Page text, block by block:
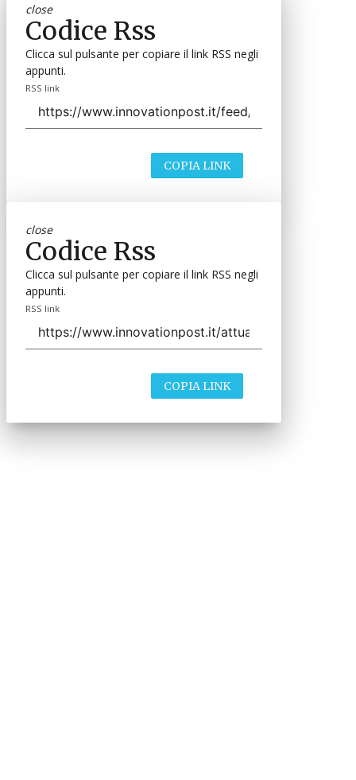
close
Codice Rss
Clicca sul pulsante per copiare il link RSS negli
appunti.
RSS link
COPIA LINK
close
Codice Rss
Clicca sul pulsante per copiare il link RSS negli
appunti.
RSS link
COPIA LINK